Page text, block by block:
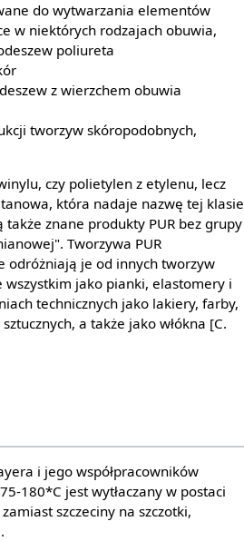
do wytwarzania elementów
w niektórych rodzajach obuwia,
poliureta
z wierzchem obuwia
tworzyw skóropodobnych,
czy polietylen z etylenu, lecz
która nadaje nazwę tej klasie
znane produkty PUR bez grupy
Tworzywa PUR
odróżniają je od innych tworzyw
wszystkim jako pianki, elastomery i
technicznych jako lakiery, farby,
a także jako włókna [C.
i jego współpracowników
180*C jest wytłaczany w postaci
szczeciny na szczotki,